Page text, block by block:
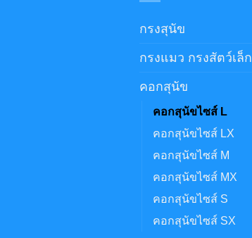
กรงสุนัข
กรงแมว กรงสัตว์เล็ก
คอกสุนัข
คอกสุนัขไซส์ L
คอกสุนัขไซส์ LX
คอกสุนัขไซส์ M
คอกสุนัขไซส์ MX
คอกสุนัขไซส์ S
คอกสุนัขไซส์ SX